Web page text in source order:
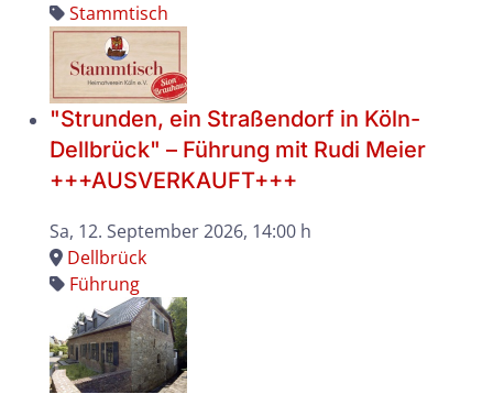
Stammtisch
"Strunden, ein Straßendorf in Köln-
Dellbrück" – Führung mit Rudi Meier
+++AUSVERKAUFT+++
Sa, 12. September 2026, 14:00 h
Dellbrück
Führung